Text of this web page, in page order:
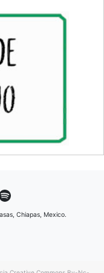
Chiapas, Mexico.